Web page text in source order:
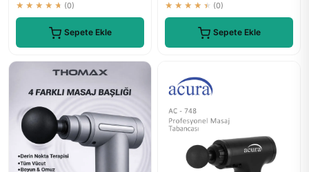
★★★★★ (0)
Sepete Ekle
★★★★★ (0)
Sepete Ekle